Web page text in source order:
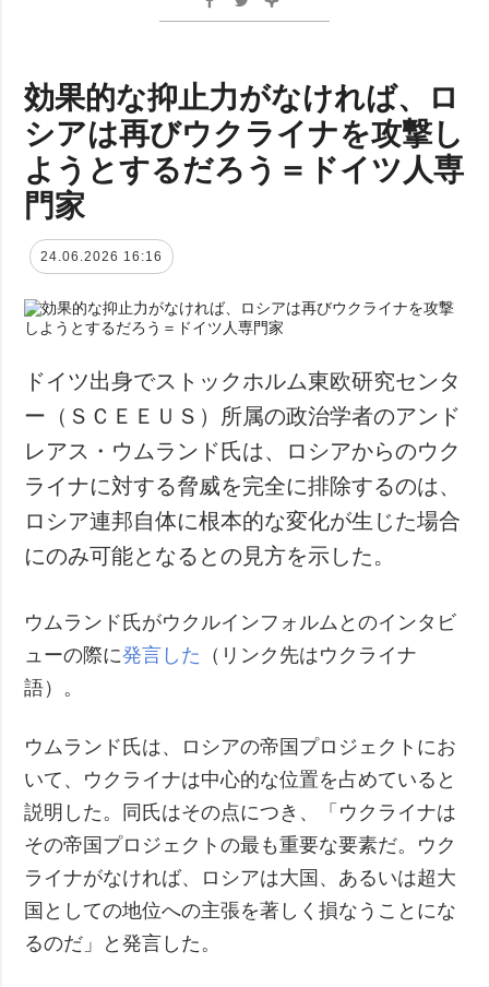
効果的な抑止力がなければ、ロ
シアは再びウクライナを攻撃し
ようとするだろう＝ドイツ人専
門家
24.06.2026 16:16
ドイツ出身でストックホルム東欧研究センタ
ー（ＳＣＥＥＵＳ）所属の政治学者のアンド
レアス・ウムランド氏は、ロシアからのウク
ライナに対する脅威を完全に排除するのは、
ロシア連邦自体に根本的な変化が生じた場合
にのみ可能となるとの見方を示した。
ウムランド氏がウクルインフォルムとのインタビ
ューの際に発言した
（リンク先はウクライナ
語）。
ウムランド氏は、ロシアの帝国プロジェクトにお
いて、ウクライナは中心的な位置を占めていると
説明した。同氏はその点につき、「ウクライナは
その帝国プロジェクトの最も重要な要素だ。ウク
ライナがなければ、ロシアは大国、あるいは超大
国としての地位への主張を著しく損なうことにな
るのだ」と発言した。